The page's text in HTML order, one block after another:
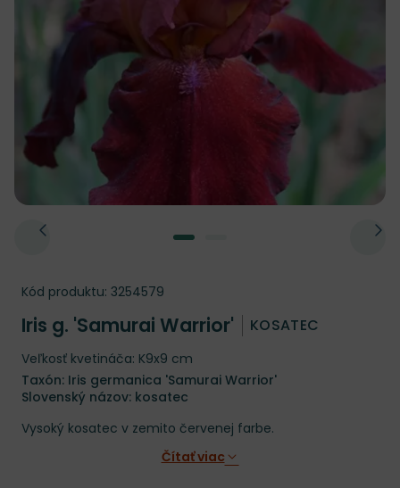
Kód produktu: 3254579
Iris g. 'Samurai Warrior' KOSATEC
Veľkosť kvetináča: K9x9 cm
Taxón: Iris germanica 'Samurai Warrior'
Slovenský názov: kosatec
Vysoký kosatec v zemito červenej farbe.
Čítať viac